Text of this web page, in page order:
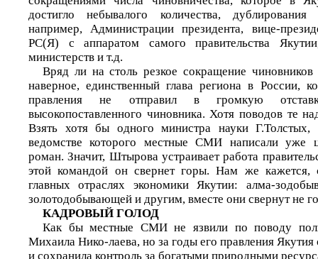
достигло небывалого количества,
например, Администрации президента, вице-
РС(Я) с аппаратом самого правительства
министерств и т.д.
Вряд ли на столь резкое сокращение
наверное, единственный глава региона в России,
правления не отправил в громкую
высокопоставленного чиновника. Хотя поводов те
Взять хотя бы одного министра науки Г.Толстых,
ведомстве которого местные СМИ написали уже
роман. Значит, Штырова устраивает работа
этой командой он свернет горы. Нам же кажется,
главных отраслях экономики Якутии: алма-
золотодобывающей и другим, вместе они свернут не
КАДРОВЫЙ ГОЛОД
Как бы местные СМИ не язвили по поводу
Михаила Нико-лаева, но за годы его правления
и сохранила контроль за богатыми природными